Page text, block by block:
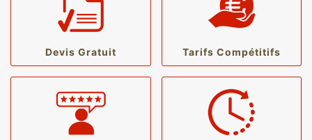
Devis Gratuit Tarifs Compétitifs